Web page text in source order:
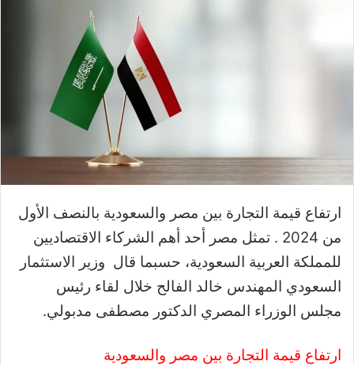
ارتفاع قيمة التجارة بين مصر والسعودية بالنصف الأول
من 2024 . تمثل مصر أحد أهم الشركاء الاقتصاديين
للمملكة العربية السعودية، حسبما قال وزير الاستثمار
السعودي المهندس خالد الفالح خلال لقاء رئيس
مجلس الوزراء المصري الدكتور مصطفى مدبولي.
ارتفاع قيمة التجارة بين مصر والسعودية